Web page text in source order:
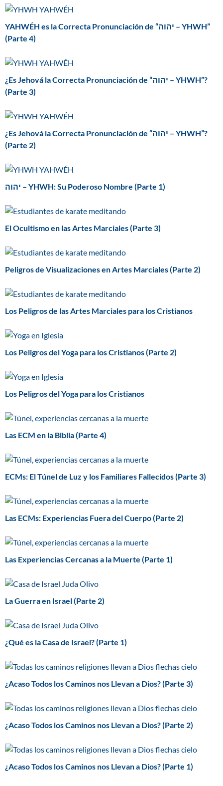
YAHWÉH es la Correcta Pronunciación de “יהוה – YHWH”
(Parte 4)
¿Es Jehová la Correcta Pronunciación de “יהוה – YHWH”?
(Parte 3)
¿Es Jehová la Correcta Pronunciación de “יהוה – YHWH”?
(Parte 2)
יהוה – YHWH: Su Poderoso Nombre (Parte 1)
El Ocultismo en las Artes Marciales (Parte 3)
Peligros de Visualizaciones en Artes Marciales (Parte 2)
Los Peligros de las Artes Marciales para los Cristianos
Los Peligros del Yoga para los Cristianos (Parte 2)
Los Peligros del Yoga para los Cristianos
Las ECM en la Biblia (Parte 4)
ECMs: El Túnel de Luz y los Familiares Fallecidos (Parte 3)
Las ECMs: Experiencias Fuera del Cuerpo (Parte 2)
Las Experiencias Cercanas a la Muerte (Parte 1)
La Guerra en Israel (Parte 2)
¿Qué es la Casa de Israel? (Parte 1)
¿Acaso Todos los Caminos nos Llevan a Dios? (Parte 3)
¿Acaso Todos los Caminos nos Llevan a Dios? (Parte 2)
¿Acaso Todos los Caminos nos Llevan a Dios? (Parte 1)